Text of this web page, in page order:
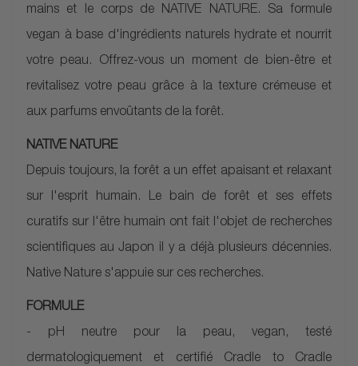
mains et le corps de NATIVE NATURE. Sa formule
vegan à base d'ingrédients naturels hydrate et nourrit
votre peau. Offrez-vous un moment de bien-être et
revitalisez votre peau grâce à la texture crémeuse et
aux parfums envoûtants de la forêt.
NATIVE NATURE
Depuis toujours, la forêt a un effet apaisant et relaxant
sur l'esprit humain. Le bain de forêt et ses effets
curatifs sur l'être humain ont fait l'objet de recherches
scientifiques au Japon il y a déjà plusieurs décennies.
Native Nature s'appuie sur ces recherches.
FORMULE
- pH neutre pour la peau, vegan, testé
dermatologiquement et certifié Cradle to Cradle